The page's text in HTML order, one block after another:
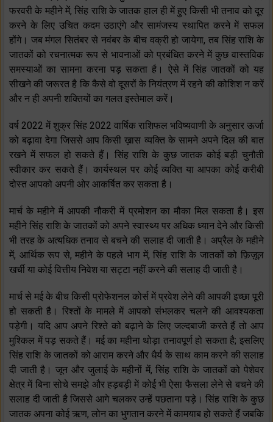
फरवरी के महीने में, सिंह राशि के जातक हाल ही में हुए किसी भी तनाव को दूर
करने के लिए उचित कदम उठाएंगे और सामंजस्य स्थापित करने में सफल
होंगे। जब मंगल सितंबर से नवंबर के बीच वक्री हो जायेगा, तब सिंह राशि के
जातकों को रचनात्मक रूप से भावनाओं को प्रबंधित करने में कुछ वास्तविक
समस्याओं का सामना करना पड़ सकता है। ऐसे में सिंह जातकों को यह
सीखने की जरूरत है कि कैसे वो दूसरों के नियंत्रण में रहने की कोशिश न करें
और न ही अपनी शक्तियों का गलत इस्तेमाल करें।
वर्ष 2022 में शुक्र सिंह 2022 वार्षिक राशिफल भविष्यवाणी के अनुसार ऊर्जा
को बढ़ावा देगा जिससे आप किसी ख़ास व्यक्ति के सामने अपने दिल की बात
रखने में सफल हो सकते हैं। सिंह राशि के कुछ जातक कोई बड़ी चुनौती
स्वीकार कर सकते हैं। कार्यस्थल पर कोई व्यक्ति या आपका कोई करीबी
दोस्त आपको अपनी ओर आकर्षित कर सकता है।
मार्च के महीने में आपकी नौकरी में प्रमोशन का मौका मिल सकता है। इस
महीने सिंह राशि के जातकों को अपने स्वास्थ्य पर अधिक ध्यान देने और किसी
भी तरह के अत्यधिक तनाव से बचने की सलाह दी जाती है। अप्रैल के महीने
में, आर्थिक रूप से, महीने के पहले भाग में, सिंह राशि के जातकों को फ़िज़ूल
खर्ची या कोई वित्तीय निवेश या सट्टा नहीं करने की सलाह दी जाती है।
मार्च से मई के बीच किसी प्रोफेशनल कोर्स में प्रवेश लेने की आपकी इच्छा पूरी
हो सकती है। रिश्तों के मामले में आपको संभलकर चलने की आवश्यकता
पड़ेगी। यदि आप अपने रिश्ते को बढ़ाने के लिए जल्दबाजी करते हैं तो आप
मुश्किल में पड़ सकते हैं। मई का महीना थोड़ा तनावपूर्ण हो सकता है; इसलिए
सिंह राशि के जातकों को आराम करने और धैर्य के साथ काम करने की सलाह
दी जाती है। जून और जुलाई के महीनों में, सिंह राशि के जातकों को पेशेवर
क्षेत्र में बिना सोचे समझे और हड़बड़ी में कोई भी ऐसा फैसला लेने से बचने की
सलाह दी जाती है जिससे आगे चलकर उन्हें पछताना पड़े। सिंह राशि के कुछ
जातक अपना कोई ऋण, लोन का भुगतान करने में कामयाब हो सकते हैं जबकि